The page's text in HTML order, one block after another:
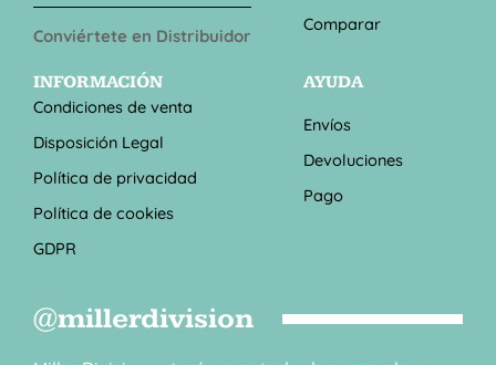
Conviértete en Distribuidor
Comparar
INFORMACIÓN
Condiciones de venta
Disposición Legal
Política de privacidad
Política de cookies
GDPR
AYUDA
Envíos
Devoluciones
Pago
@millerdivision